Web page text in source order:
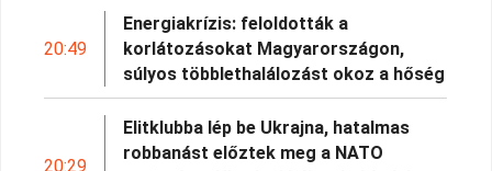
20:49
Energiakrízis: feloldották a
korlátozásokat Magyarországon,
súlyos többlethalálozást okoz a hőség
20:29
Elitklubba lép be Ukrajna, hatalmas
robbanást előztek meg a NATO